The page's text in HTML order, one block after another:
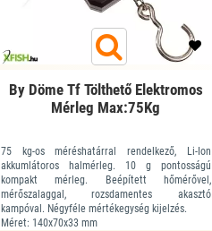
By Döme Tf Tölthető Elektromos
Mérleg Max:75Kg
75 kg-os méréshatárral rendelkező, Li-Ion
akkumlátoros halmérleg. 10 g pontosságú
kompakt mérleg. Beépített hőmérővel,
mérőszalaggal, rozsdamentes akasztó
kampóval. Négyféle mértékegység kijelzés.
Méret: 140x70x33 mm